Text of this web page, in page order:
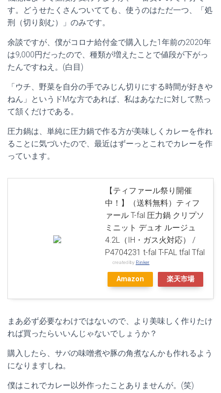
す。どうせたくさんついてても、使うのはただ一つ、「処
刑（切り刻む）」のみです。
余談ですが、僕がコロナ給付金で購入した1年前の2020年
は9,000円だったので、種類が増えたことで値段が下がっ
たんですねえ。(白目)
「ウチ、野菜を自分の手でみじん切りにする時間が好きや
ねん」というドMな方であれば、私はあなたに対して黙っ
て頷くだけである。
圧力鍋は、単純に圧力鍋で作る方が美味しくカレーを作れ
ることに気づいたので、最近はずーっとこれでカレーを作
っています。
【ティファール祭り開催
中！】（送料無料）ティフ
ァール T-fal 圧力鍋 クリプソ
ミニット デュオ ルージュ
4.2L（IH・ガス火対応） /
P4704231 t-fal T-FAL tfal Tfal
created by Rinker
Amazon 楽天市場
まあ必ず必要なわけではないので、より美味しく作りたけ
れば買ったらいいんじゃないでしょうか？
購入したら、サバの味噌煮や豚の角煮なんかも作れるよう
になりますしね。
僕はこれでカレー以外作ったことありませんが。(笑)